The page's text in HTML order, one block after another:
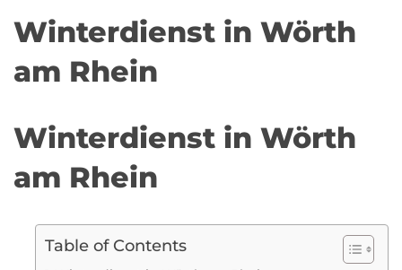
Winterdienst in Wörth
am Rhein
Winterdienst in Wörth
am Rhein
Table of Contents